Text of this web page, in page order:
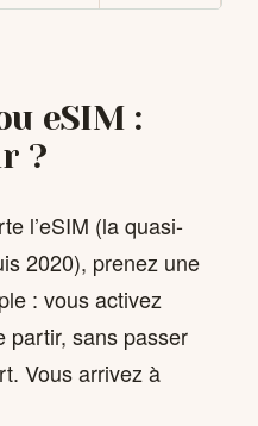
eSIM :
?
l’eSIM (la quasi-
2020), prenez une
: vous activez
partir, sans passer
Vous arrivez à